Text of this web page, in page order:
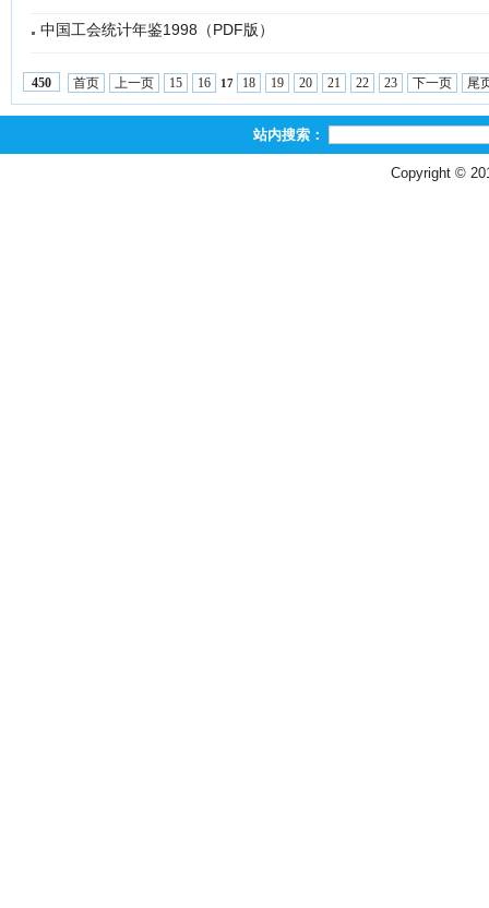
中国工会统计年鉴1998（PDF版）
450 首页 上一页 15 16 17 18 19 20 21 22 23 下一页 尾
站内搜索：
Copyright ©